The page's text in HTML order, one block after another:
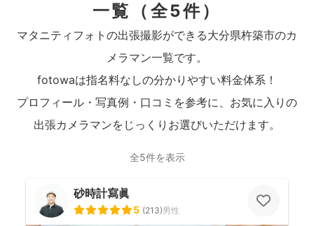
一覧
（全5件）
マタニティフォトの出張撮影ができる大分県杵築市のカ
メラマン一覧です。
fotowaは指名料なしの分かりやすい料金体系！
プロフィール・写真例・口コミを参考に、お気に入りの
出張カメラマンをじっくりお選びいただけます。
全5件を表示
砂時計寫眞
5 (213)男性